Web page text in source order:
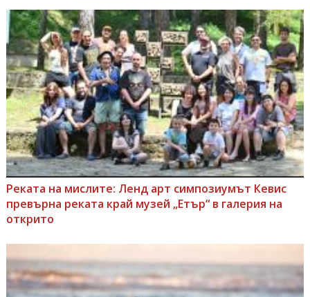
Реката на мислите: Ленд арт симпозиумът Кевис
превърна реката край музей „Етър“ в галерия на
открито